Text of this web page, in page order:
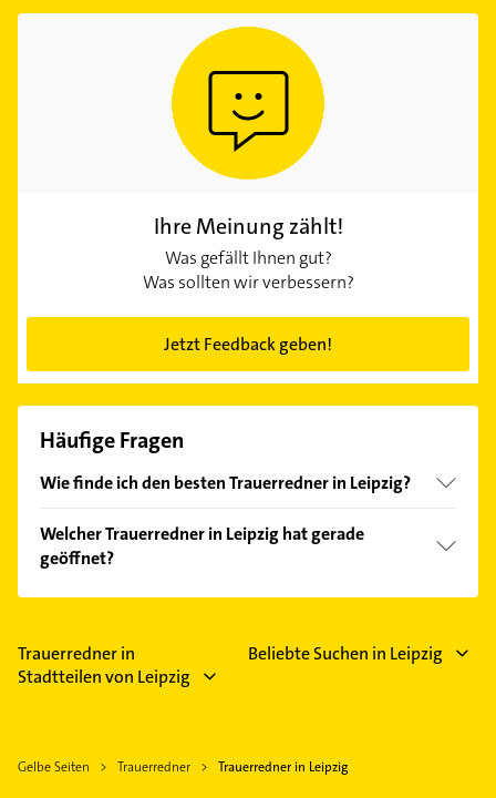
Ihre Meinung zählt!
Was gefällt Ihnen gut?
Was sollten wir verbessern?
Jetzt Feedback geben!
Häufige Fragen
Wie finde ich den besten Trauerredner in Leipzig?
Kundenmeinungen und profitieren Sie von den
Empfehlungen. Die Suchergebnisse können Sie sich
einfach nachBewertungensortiert anzeigen lassen.
Welcher Trauerredner in Leipzig hat gerade
geöffnet?
Im Anbieter-Bereich finden Sie alleÖffnungszeiten.
Feiertagen abweichen können.
Trauerredner in
Stadtteilen von Leipzig
Beliebte Suchen in Leipzig
Gelbe Seiten Trauerredner Trauerredner in Leipzig